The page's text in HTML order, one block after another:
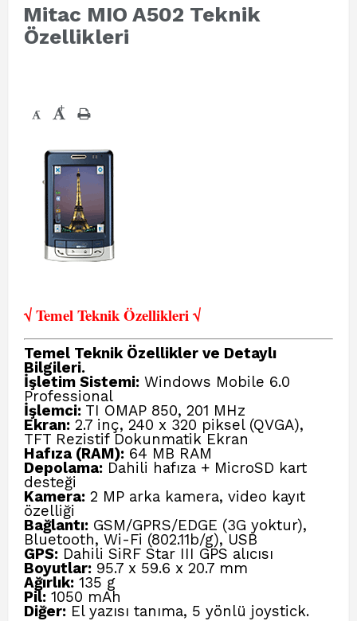
Mitac MIO A502 Teknik
Özellikleri
- +
√ Temel Teknik Özellikleri √
Temel Teknik Özellikler ve Detaylı
Bilgileri.
İşletim Sistemi: Windows Mobile 6.0
Professional
İşlemci: TI OMAP 850, 201 MHz
Ekran: 2.7 inç, 240 x 320 piksel (QVGA),
TFT Rezistif Dokunmatik Ekran
Hafıza (RAM): 64 MB RAM
Depolama: Dahili hafıza + MicroSD kart
desteği
Kamera: 2 MP arka kamera, video kayıt
özelliği
Bağlantı: GSM/GPRS/EDGE (3G yoktur),
Bluetooth, Wi-Fi (802.11b/g), USB
GPS: Dahili SiRF Star III GPS alıcısı
Boyutlar: 95.7 x 59.6 x 20.7 mm
Ağırlık: 135 g
Pil: 1050 mAh
Diğer: El yazısı tanıma, 5 yönlü joystick.